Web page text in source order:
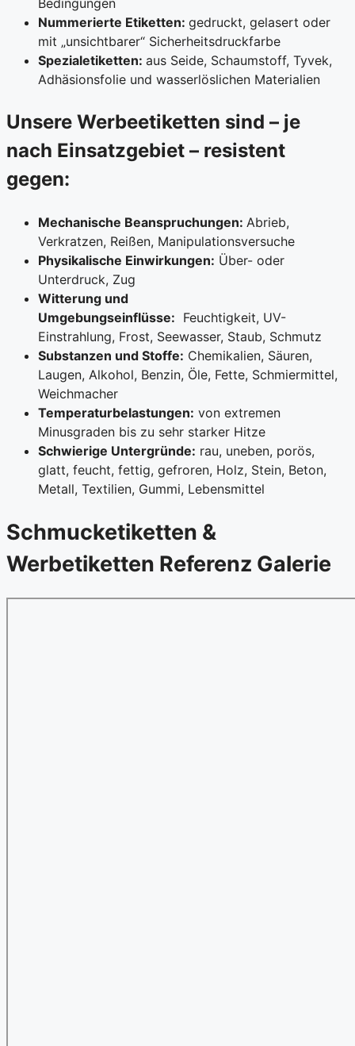
Bedingungen
Nummerierte Etiketten: gedruckt, gelasert oder
mit „unsichtbarer“ Sicherheitsdruckfarbe
Spezialetiketten: aus Seide, Schaumstoff, Tyvek,
Adhäsionsfolie und wasserlöslichen Materialien
Unsere Werbeetiketten sind – je
nach Einsatzgebiet – resistent
gegen:
Mechanische Beanspruchungen: Abrieb,
Verkratzen, Reißen, Manipulationsversuche
Physikalische Einwirkungen: Über- oder
Unterdruck, Zug
Witterung und
Umgebungseinflüsse: Feuchtigkeit, UV-
Einstrahlung, Frost, Seewasser, Staub, Schmutz
Substanzen und Stoffe: Chemikalien, Säuren,
Laugen, Alkohol, Benzin, Öle, Fette, Schmiermittel,
Weichmacher
Temperaturbelastungen: von extremen
Minusgraden bis zu sehr starker Hitze
Schwierige Untergründe: rau, uneben, porös,
glatt, feucht, fettig, gefroren, Holz, Stein, Beton,
Metall, Textilien, Gummi, Lebensmittel
Schmucketiketten &
Werbetiketten Referenz Galerie